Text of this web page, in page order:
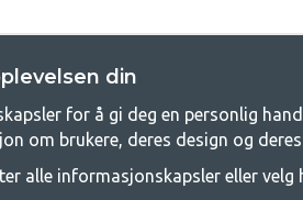
gode priser på familietelt, campingfortelt
din
for å gi deg en personlig
om brukere, deres design og deres
alle informasjonskapsler eller